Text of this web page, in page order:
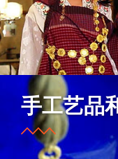
手工艺品